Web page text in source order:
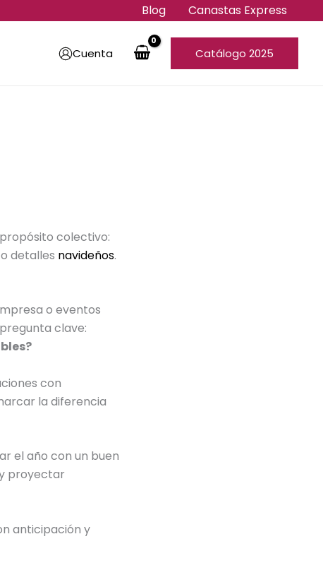
Blog Canastas Express
Cuenta Catálogo 2025
colectivo:
detalles navideños.
o eventos
clave:
con
la diferencia
el año con un buen
proyectar
anticipación y